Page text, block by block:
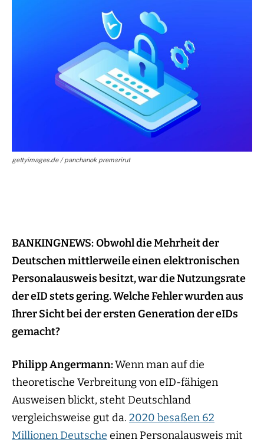
gettyimages.de / panchanok premsrirut
BANKINGNEWS:Obwohl die Mehrheit der
Deutschen mittlerweile einen elektronischen
Personalausweis besitzt, war die Nutzungsrate
der eID stets gering. Welche Fehler wurden aus
Ihrer Sicht bei der ersten Generation der eIDs
gemacht?
Philipp Angermann:Wenn man auf die
theoretische Verbreitung von eID-fähigen
Ausweisen blickt, steht Deutschland
vergleichsweise gut da. 2020 besaßen 62
Millionen Deutsche einen Personalausweis mit